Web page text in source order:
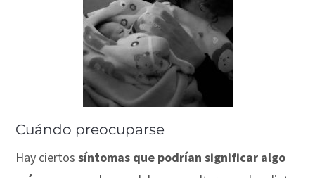
Cuándo preocuparse
Hay ciertossíntomas que podrían significar algo